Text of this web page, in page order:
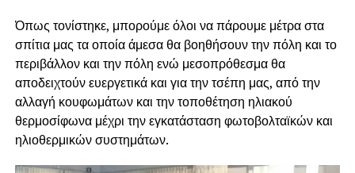
Όπως τονίστηκε, μπορούμε όλοι να πάρουμε μέτρα στα
σπίτια μας τα οποία άμεσα θα βοηθήσουν την πόλη και το
περιβάλλον και την πόλη ενώ μεσοπρόθεσμα θα
αποδειχτούν ευεργετικά και για την τσέπη μας, από την
αλλαγή κουφωμάτων και την τοποθέτηση ηλιακού
θερμοσίφωνα μέχρι την εγκατάσταση φωτοβολταϊκών και
ηλιοθερμικών συστημάτων.